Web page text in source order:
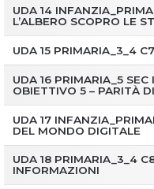
UDA 14
L’ALBERO SCOPRO LE
UDA 15 PRIMARIA_3_4
UDA 16 PRIMARIA_5
OBIETTIVO 5 – PARITÀ
UDA 17
DEL MONDO DIGITALE
UDA 18 PRIMARIA_3_4
INFORMAZIONI